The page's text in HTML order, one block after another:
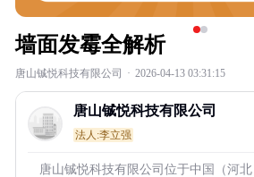
墙面发霉全解析
唐山铖悦科技有限公司 · 2026-04-13 03:31:15
唐山铖悦科技有限公司
法人:李立强
唐山铖悦科技有限公司位于中国（河